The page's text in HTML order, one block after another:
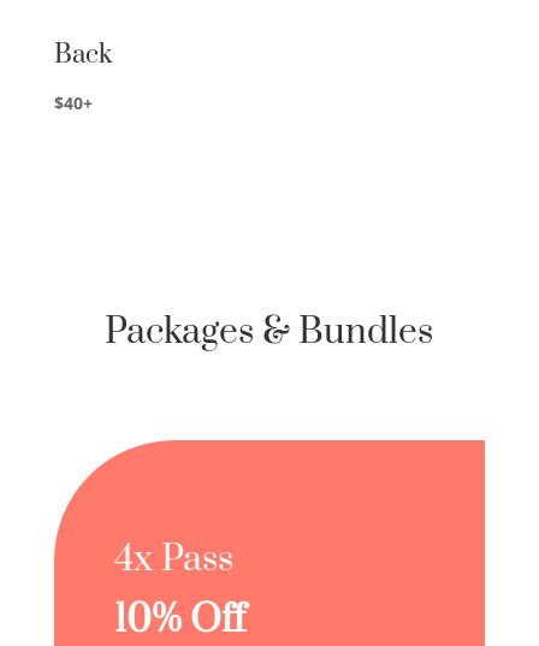
Back
$40+
Packages & Bundles
4x Pass
10% Off